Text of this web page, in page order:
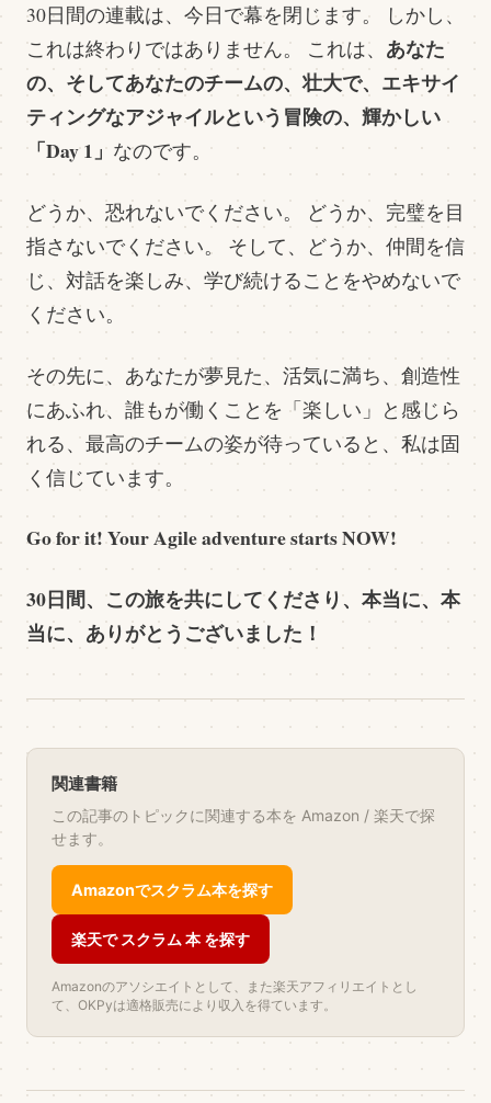
30日間の連載は、今日で幕を閉じます。 しかし、
これは終わりではありません。 これは、 あなた
の、そしてあなたのチームの、壮大で、エキサイ
ティングなアジャイルという冒険の、輝かしい
「Day 1」 なのです。
どうか、恐れないでください。 どうか、完璧を目
指さないでください。 そして、どうか、仲間を信
じ、対話を楽しみ、学び続けることをやめないで
ください。
その先に、あなたが夢見た、活気に満ち、創造性
にあふれ、誰もが働くことを「楽しい」と感じら
れる、最高のチームの姿が待っていると、私は固
く信じています。
Go for it! Your Agile adventure starts NOW!
30日間、この旅を共にしてくださり、本当に、本
当に、ありがとうございました！
関連書籍
この記事のトピックに関連する本を Amazon / 楽天で探
せます。
Amazonでスクラム本を探す
楽天で スクラム 本 を探す
Amazonのアソシエイトとして、また楽天アフィリエイトとし
て、OKPyは適格販売により収入を得ています。